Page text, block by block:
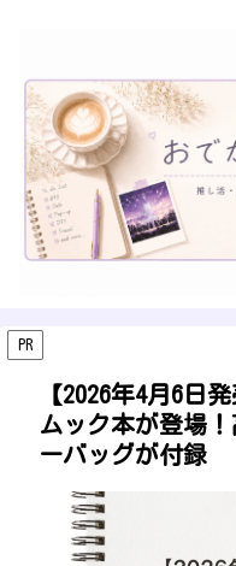
PR
【2026年4月6日
ムック本が登場
ーバッグが付録